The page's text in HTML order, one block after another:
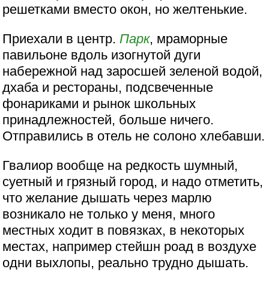
решетками вместо окон, но желтенькие.
Приехали в центр. Парк, мраморные
павильоне вдоль изогнутой дуги
набережной над заросшей зеленой водой,
дхаба и рестораны, подсвеченные
фонариками и рынок школьных
принадлежностей, больше ничего.
Отправились в отель не солоно хлебавши.
Гвалиор вообще на редкость шумный,
суетный и грязный город, и надо отметить,
что желание дышать через марлю
возникало не только у меня, много
местных ходит в повязках, в некоторых
местах, например стейшн роад в воздухе
одни выхлопы, реально трудно дышать.